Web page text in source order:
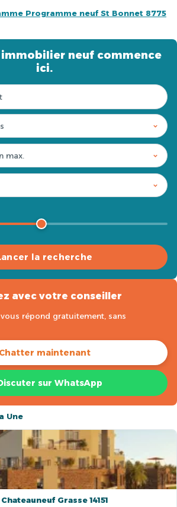
Programme neuf St Bonnet 8775
neuf commence
ici.
la recherche
avec votre conseiller
répond gratuitement, sans
Chatter maintenant
sur WhatsApp
Une
Grasse 14151